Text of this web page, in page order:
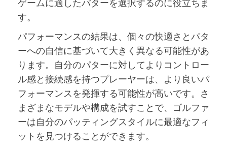
す。
パフォーマンスの結果は、個々の快適さとパタ
ーへの自信に基づいて大きく異なる可能性があ
ります。自分のパターに対してよりコントロー
ル感と接続感を持つプレーヤーは、より良いパ
フォーマンスを発揮する可能性が高いです。さ
まざまなモデルや構成を試すことで、ゴルファ
ーは自分のパッティングスタイルに最適なフィ
ットを見つけることができます。